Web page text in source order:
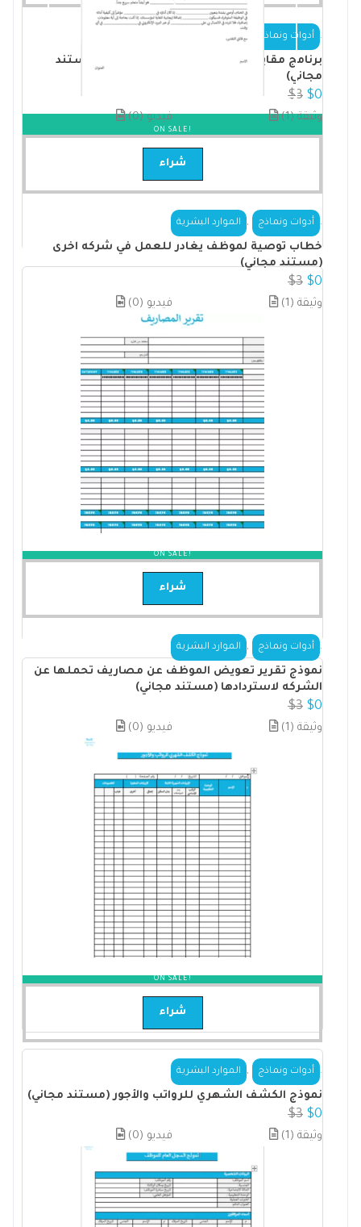
الموارد البشرية أدوات ونماذج
برنامج مقابلات المرشحين لشغل وظيفه (مستند
مجاني)
$3 $0
(0) فيديو (1) وثيقة
ON SALE!
شراء
الموارد البشرية أدوات ونماذج
خطاب توصية لموظف يغادر للعمل في شركه اخرى
(مستند مجاني)
$3 $0
(0) فيديو (1) وثيقة
ON SALE!
شراء
الموارد البشرية أدوات ونماذج
نموذج تقرير تعويض الموظف عن مصاريف تحملها عن
الشركه لاستردادها (مستند مجاني)
$3 $0
(0) فيديو (1) وثيقة
ON SALE!
شراء
الموارد البشرية أدوات ونماذج
نموذج الكشف الشهري للرواتب والأجور (مستند مجاني)
$3 $0
(0) فيديو (1) وثيقة